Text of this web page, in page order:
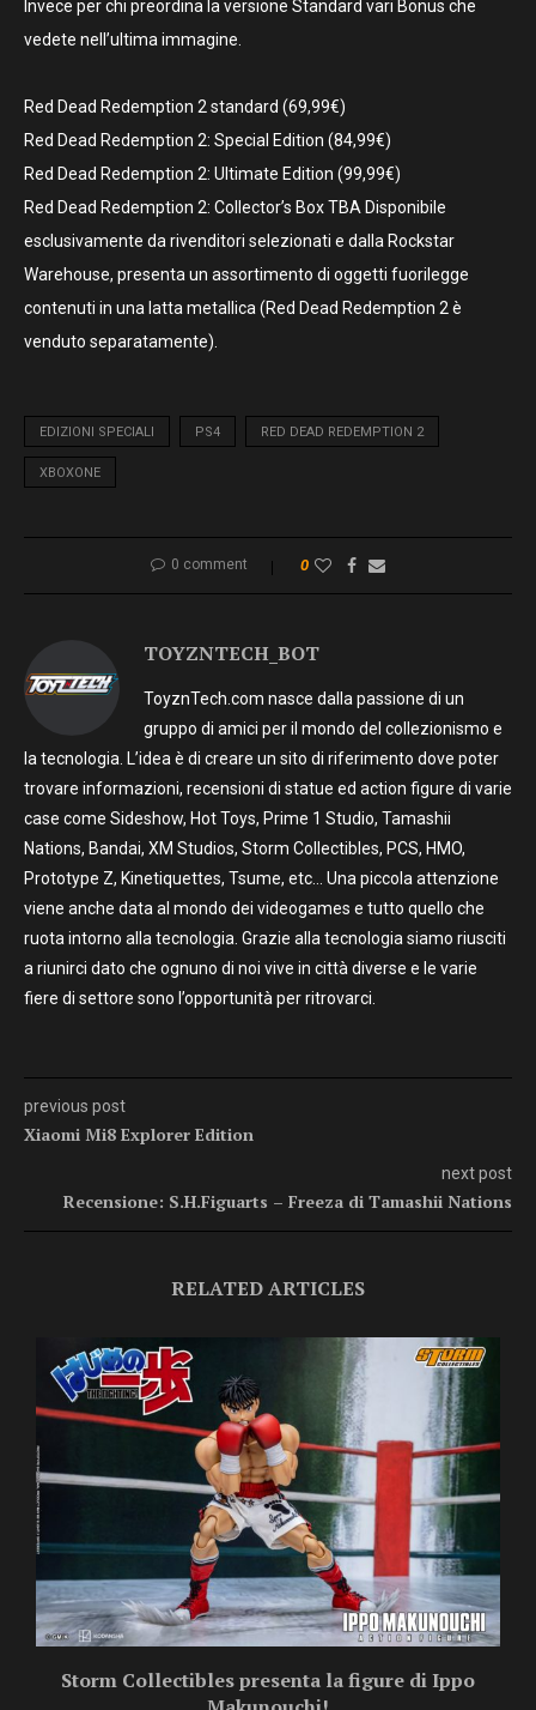
Invece per chi preordina la versione Standard vari Bonus che
vedete nell’ultima immagine.
Red Dead Redemption 2 standard (69,99€)
Red Dead Redemption 2: Special Edition (84,99€)
Red Dead Redemption 2: Ultimate Edition (99,99€)
Red Dead Redemption 2: Collector’s Box TBA Disponibile
esclusivamente da rivenditori selezionati e dalla Rockstar
Warehouse, presenta un assortimento di oggetti fuorilegge
contenuti in una latta metallica (Red Dead Redemption 2 è
venduto separatamente).
EDIZIONI SPECIALI PS4 RED DEAD REDEMPTION 2
XBOXONE
0 comment 0
TOYZNTECH_BOT
ToyznTech.com nasce dalla passione di un
gruppo di amici per il mondo del collezionismo e
la tecnologia. L’idea è di creare un sito di riferimento dove poter
trovare informazioni, recensioni di statue ed action figure di varie
case come Sideshow, Hot Toys, Prime 1 Studio, Tamashii
Nations, Bandai, XM Studios, Storm Collectibles, PCS, HMO,
Prototype Z, Kinetiquettes, Tsume, etc… Una piccola attenzione
viene anche data al mondo dei videogames e tutto quello che
ruota intorno alla tecnologia. Grazie alla tecnologia siamo riusciti
a riunirci dato che ognuno di noi vive in città diverse e le varie
fiere di settore sono l’opportunità per ritrovarci.
previous post
Xiaomi Mi8 Explorer Edition
next post
Recensione: S.H.Figuarts – Freeza di Tamashii Nations
RELATED ARTICLES
Storm Collectibles presenta la figure di Ippo